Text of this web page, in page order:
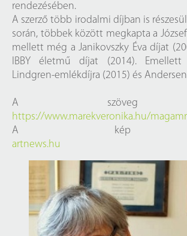
rendezésében.
A szerző több irodalmi díjban is
során, többek között megkapta a
mellett még a Janikovszky Éva díjat
IBBY életmű díjat (2014).
Lindgren-emlékdíjra (2015) és
A szöveg
https://www.marekveronika.hu/
A kép
artnews.hu